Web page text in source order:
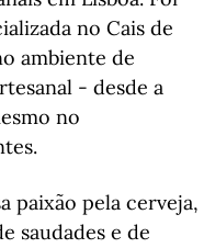
no Cais de
ambiente de
- desde a
no
paixão pela cerveja,
saudades e de